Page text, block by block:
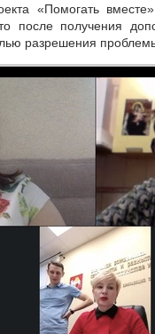
«Помогать
после получения
разрешения